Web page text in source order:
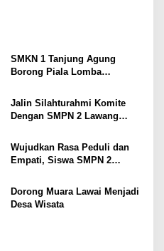
SMKN 1 Tanjung Agung
Borong Piala Lomba
Jalin Silahturahmi Komite
Dengan SMPN 2 Lawang
Wujudkan Rasa Peduli dan
Empati, Siswa SMPN 2
Gelar Kemah Bhakti
Dorong Muara Lawai Menjadi
Desa Wisata